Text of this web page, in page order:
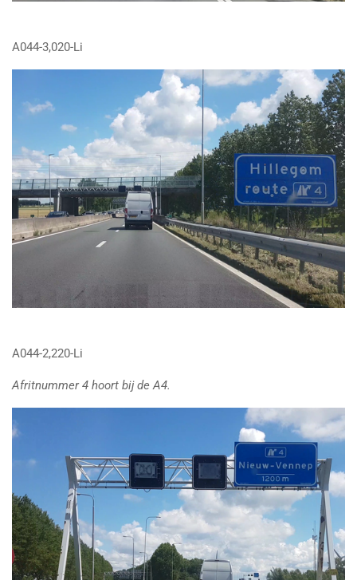
A044-3,020-Li
A044-2,220-Li
Afritnummer 4 hoort bij de A4.